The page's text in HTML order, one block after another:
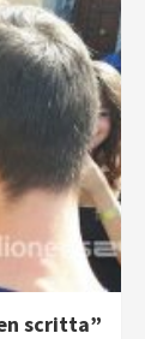
scritta”